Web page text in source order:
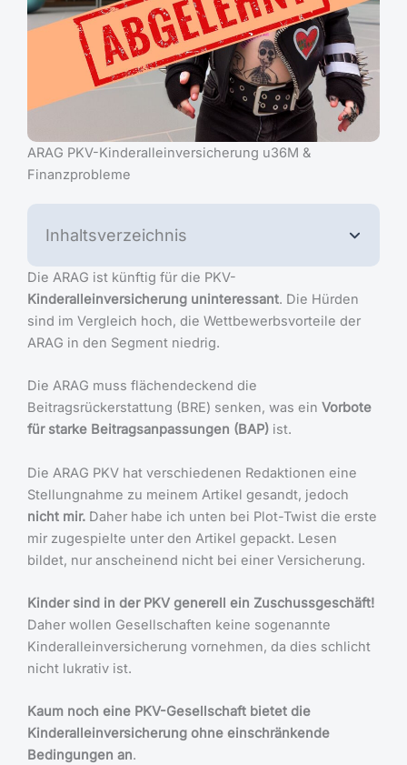
ARAG PKV-Kinderalleinversicherung u36M &
Finanzprobleme
Inhaltsverzeichnis
Die ARAG ist künftig für die PKV-
Kinderalleinversicherung uninteressant. Die Hürden
sind im Vergleich hoch, die Wettbewerbsvorteile der
ARAG in den Segment niedrig.
Die ARAG muss flächendeckend die
Beitragsrückerstattung (BRE) senken, was ein Vorbote
für starke Beitragsanpassungen (BAP) ist.
Die ARAG PKV hat verschiedenen Redaktionen eine
Stellungnahme zu meinem Artikel gesandt, jedoch
nicht mir. Daher habe ich unten bei Plot-Twist die erste
mir zugespielte unter den Artikel gepackt. Lesen
bildet, nur anscheinend nicht bei einer Versicherung.
Kinder sind in der PKV generell ein Zuschussgeschäft!
Daher wollen Gesellschaften keine sogenannte
Kinderalleinversicherung vornehmen, da dies schlicht
nicht lukrativ ist.
Kaum noch eine PKV-Gesellschaft bietet die
Kinderalleinversicherung ohne einschränkende
Bedingungen an.